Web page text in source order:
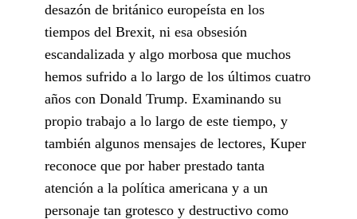
desazón de británico europeísta en los
tiempos del Brexit, ni esa obsesión
escandalizada y algo morbosa que muchos
hemos sufrido a lo largo de los últimos cuatro
años con Donald Trump. Examinando su
propio trabajo a lo largo de este tiempo, y
también algunos mensajes de lectores, Kuper
reconoce que por haber prestado tanta
atención a la política americana y a un
personaje tan grotesco y destructivo como